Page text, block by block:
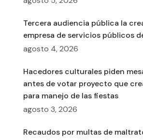
Tercera audiencia pública la
empresa de servicios públicos
agosto 4, 2026
Hacedores culturales piden
antes de votar proyecto que
para manejo de las fiestas
agosto 3, 2026
Recaudos por multas de